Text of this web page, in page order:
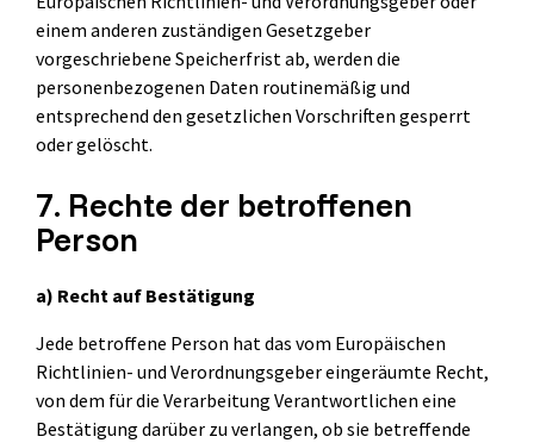
einem anderen zuständigen Gesetzgeber
vorgeschriebene Speicherfrist ab, werden die
personenbezogenen Daten routinemäßig und
entsprechend den gesetzlichen Vorschriften gesperrt
oder gelöscht.
7. Rechte der betroffenen
Person
a) Recht auf Bestätigung
Jede betroffene Person hat das vom Europäischen
Richtlinien- und Verordnungsgeber eingeräumte Recht,
von dem für die Verarbeitung Verantwortlichen eine
Bestätigung darüber zu verlangen, ob sie betreffende